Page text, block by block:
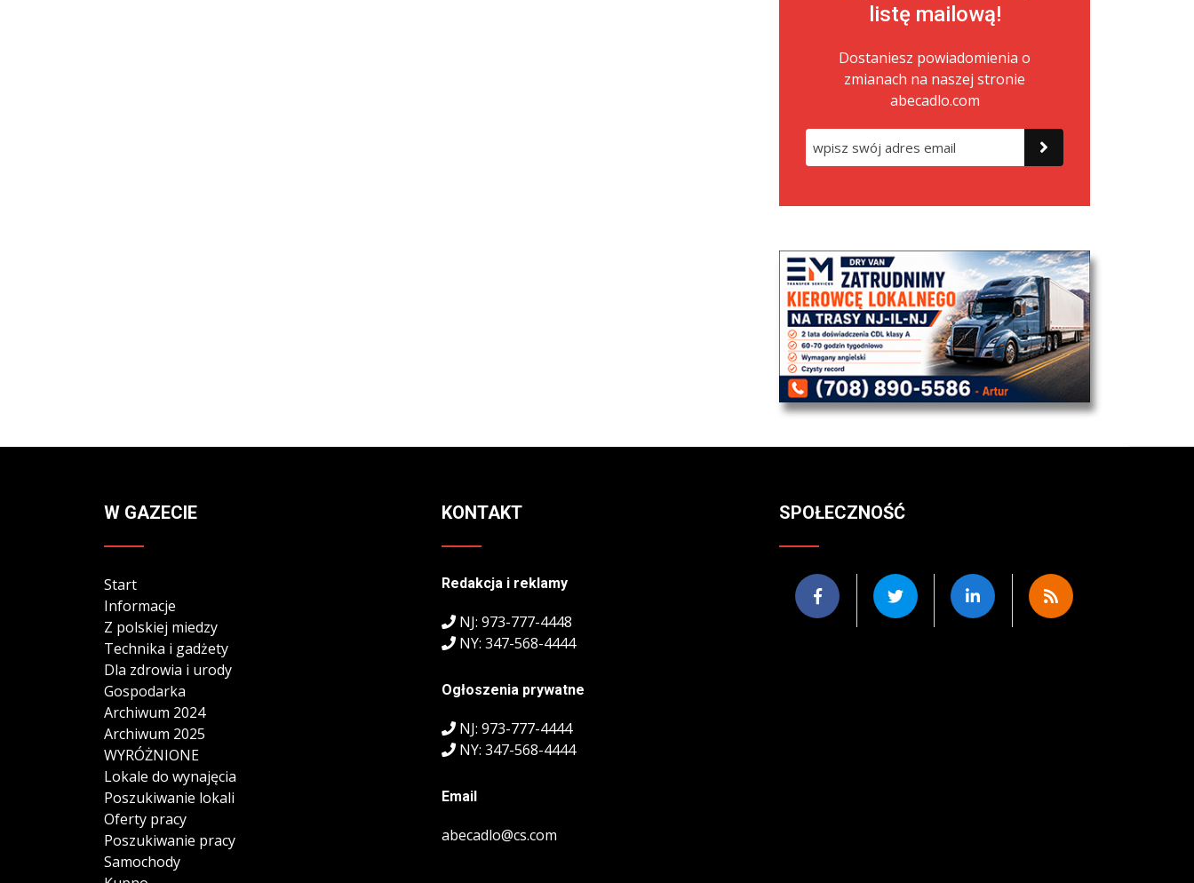
listę mailową!
Dostaniesz powiadomienia o
zmianach na naszej stronie
abecadlo.com
W GAZECIE
Start
Informacje
Z polskiej miedzy
Technika i gadżety
Dla zdrowia i urody
Gospodarka
Archiwum 2024
Archiwum 2025
WYRÓŻNIONE
Lokale do wynajęcia
Poszukiwanie lokali
Oferty pracy
Poszukiwanie pracy
Samochody
KONTAKT
Redakcja i reklamy
NJ: 973-777-4448
NY: 347-568-4444
Ogłoszenia prywatne
NJ: 973-777-4444
NY: 347-568-4444
Email
abecadlo@cs.com
SPOŁECZNOŚĆ